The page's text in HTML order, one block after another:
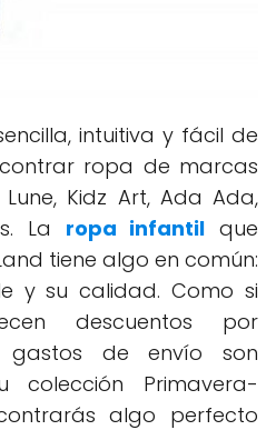
intuitiva y fácil de
ropa de marcas
Kidz Art, Ada Ada,
La ropa infantil que
tiene algo en común:
y su calidad. Como si
descuentos por
de envío son
colección Primavera-
algo perfecto